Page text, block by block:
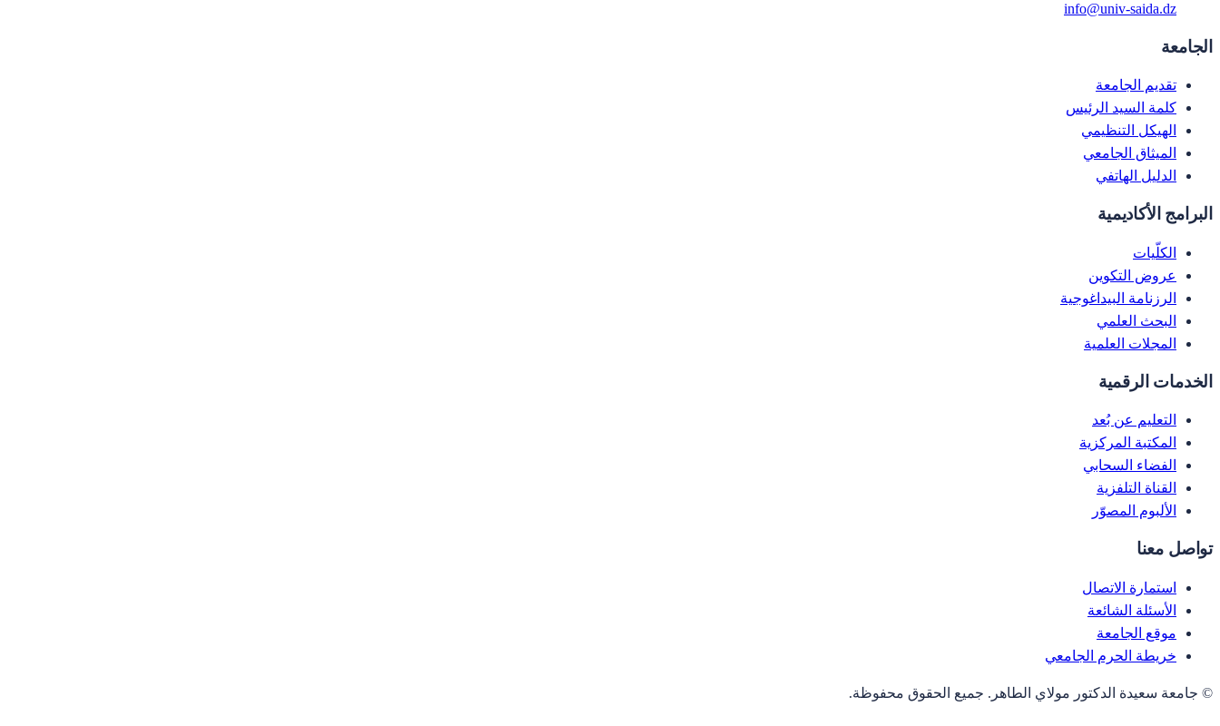
info@univ-saida.dz
الجامعة
تقديم الجامعة
كلمة السيد الرئيس
الهيكل التنظيمي
الميثاق الجامعي
الدليل الهاتفي
البرامج الأكاديمية
الكلّيات
عروض التكوين
الرزنامة البيداغوجية
البحث العلمي
المجلات العلمية
الخدمات الرقمية
التعليم عن بُعد
المكتبة المركزية
الفضاء السحابي
القناة التلفزية
الألبوم المصوّر
تواصل معنا
استمارة الاتصال
الأسئلة الشائعة
موقع الجامعة
خريطة الحرم الجامعي
© جامعة سعيدة الدكتور مولاي الطاهر. جميع الحقوق محفوظة.